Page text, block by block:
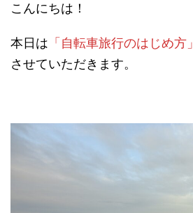
こんにちは！
本日は 「自転車旅行のはじめ方」
させていただきます。